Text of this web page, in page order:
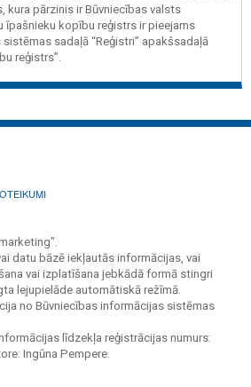
kura pārzinis ir Būvniecības valsts
īpašnieku kopību reģistrs ir pieejams
sadaļā “Reģistri” apakšsadaļā
reģistrs”.
datu bāzē iekļautās informācijas, vai
vai izplatīšana jebkādā formā stingri
lejupielāde automātiskā režīmā.
no Būvniecības informācijas sistēmas
līdzekļa reģistrācijas numurs:
Ingūna Pempere.